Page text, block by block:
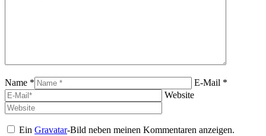
Name *
E-Mail *
Website
EinGravatar-Bild neben meinen Kommentaren anzeigen.